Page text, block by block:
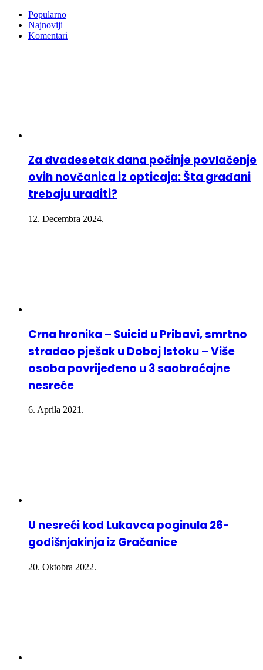
Popularno
Najnoviji
Komentari
Za dvadesetak dana počinje povlačenje
ovih novčanica iz opticaja: Šta građani
trebaju uraditi?
12. Decembra 2024.
Crna hronika – Suicid u Pribavi, smrtno
stradao pješak u Doboj Istoku – Više
osoba povrijeđeno u 3 saobraćajne
nesreće
6. Aprila 2021.
U nesreći kod Lukavca poginula 26-
godišnjakinja iz Gračanice
20. Oktobra 2022.